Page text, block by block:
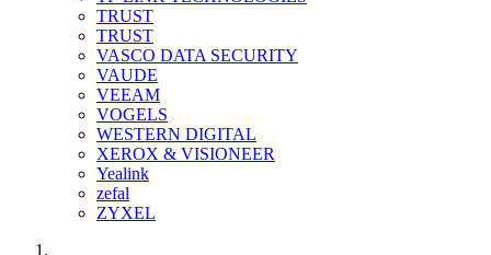
TRUST
TRUST
VASCO DATA SECURITY
VAUDE
VEEAM
VOGELS
WESTERN DIGITAL
XEROX & VISIONEER
Yealink
zefal
ZYXEL